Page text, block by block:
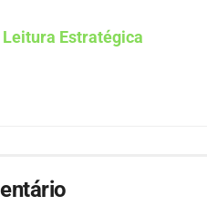
Leitura Estratégica